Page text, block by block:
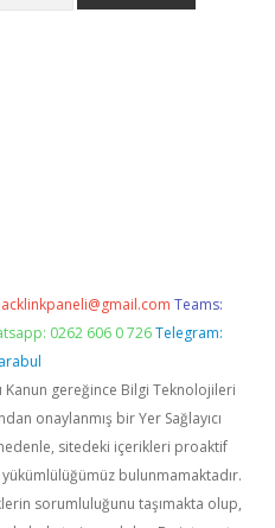
Teams:
0262 606 0 726 Telegram:
Kanun gereğince Bilgi Teknolojileri
onaylanmış bir Yer Sağlayıcı
sitedeki içerikleri proaktif
bulunmamaktadır.
sorumluluğunu taşımakta olup,